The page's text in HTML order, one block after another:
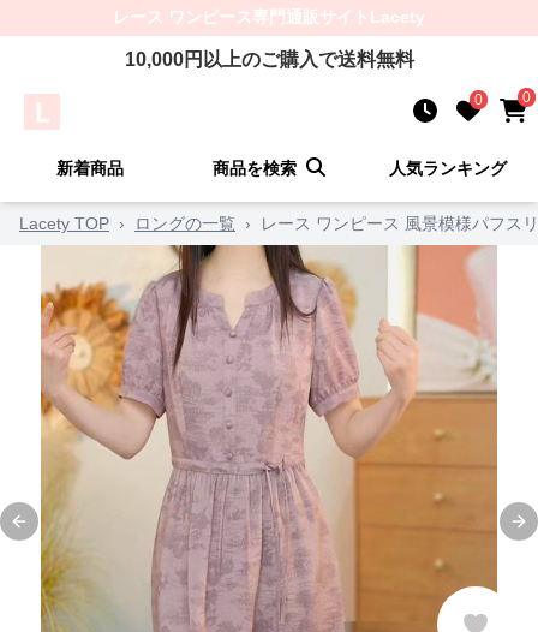
レース ワンピース専門通販サイト Lacety
10,000円以上のご購入で送料無料
0 0
新着商品 商品を検索 人気ランキング
Lacety TOP › ロングの一覧 › レース ワンピース 風景模様パフス
Previous slide